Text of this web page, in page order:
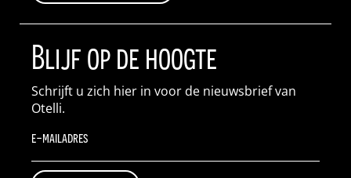
Blijf op de hoogte
Schrijft u zich hier in voor de nieuwsbrief van
Otelli.